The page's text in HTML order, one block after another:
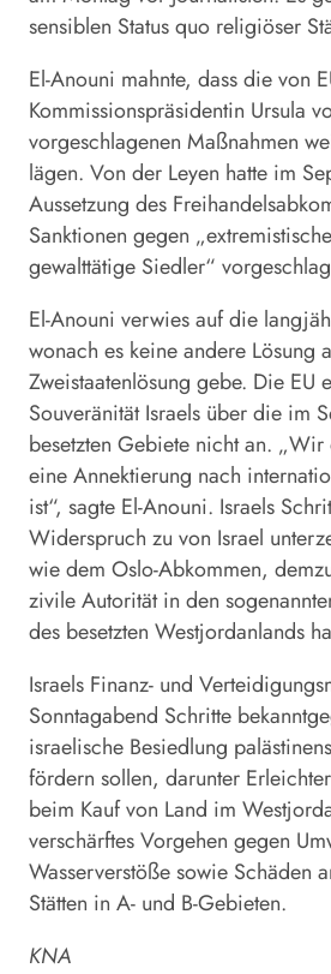
sensiblen Status quo religiöser
El-Anouni mahnte, dass die von
Kommissionspräsidentin Ursula
vorgeschlagenen Maßnahmen
lägen. Von der Leyen hatte im
Aussetzung des
Sanktionen gegen
gewalttätige Siedler“
El-Anouni verwies auf die
wonach es keine andere Lösung
Zweistaatenlösung gebe. Die EU
Souveränität Israels über die im
besetzten Gebiete nicht an.
eine Annektierung nach
ist“, sagte El-Anouni. Israels
Widerspruch zu von Israel
wie dem Oslo-Abkommen,
zivile Autorität in den
des besetzten Westjordanlands
Israels Finanz- und
Sonntagabend Schritte
israelische Besiedlung
fördern sollen, darunter
beim Kauf von Land im
verschärftes Vorgehen gegen
Wasserverstöße sowie Schäden
Stätten in A- und B-Gebieten.
KNA